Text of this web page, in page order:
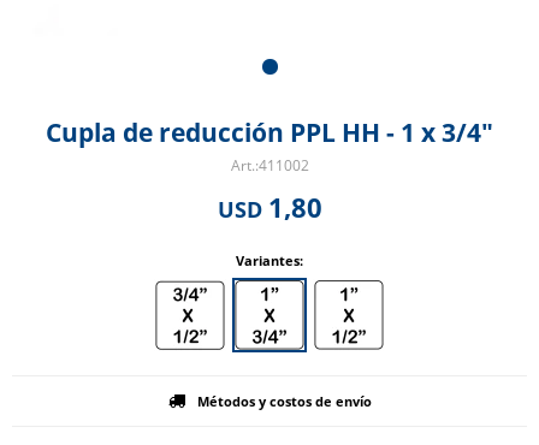
Cupla de reducción PPL HH - 1 x 3/4"
411002
USD 1,80
Variantes:
Métodos y costos de envío